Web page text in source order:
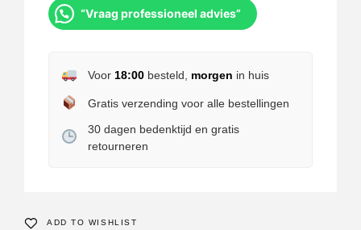
“Vraag professioneel advies”
Voor 18:00besteld, morgen in huis
Gratis verzending voor alle bestellingen
30 dagen bedenktijd en gratis
retourneren
ADD TO WISHLIST